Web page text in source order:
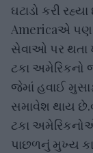
ઘટાડો કરી
Americaએ પણ
સેવાઓ પર થતા
ટકા અમેરિકનો
જેમાં હવાઈ
સમાવેશ થાય
ટકા
પાછળનું મુખ્ય